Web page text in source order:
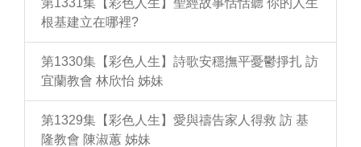
第1331集【彩色人生】聖經故事恬恬聽 你的人生
根基建立在哪裡?
第1330集【彩色人生】詩歌安穩撫平憂鬱掙扎 訪
宜蘭教會 林欣怡 姊妹
第1329集【彩色人生】愛與禱告家人得救 訪 基
隆教會 陳淑蕙 姊妹